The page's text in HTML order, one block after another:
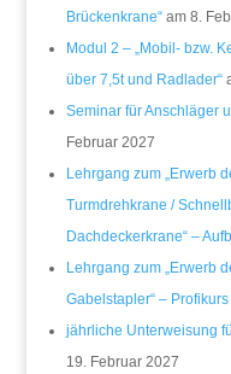
Brückenkrane“am 8.
Modul 2 – „Mobil- bzw.
über 7,5t und Radlader“
Seminar für Anschläger
Februar 2027
Lehrgang zum „Erwerb
Turmdrehkrane /
Dachdeckerkrane“ –
Lehrgang zum „Erwerb
Gabelstapler“ – Profikurs
jährliche Unterweisung
19. Februar 2027